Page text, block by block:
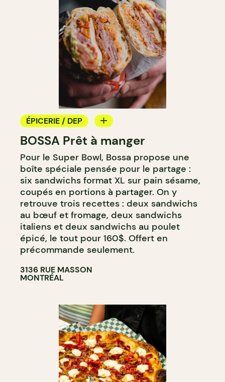
ÉPICERIE / DEP
COMPTOIR
BOSSA Prêt à manger
Pour le Super Bowl, Bossa propose une
boîte spéciale pensée pour le partage :
six sandwichs format XL sur pain sésame,
coupés en portions à partager. On y
retrouve trois recettes : deux sandwichs
au bœuf et fromage, deux sandwichs
italiens et deux sandwichs au poulet
épicé, le tout pour 160$. Offert en
précommande seulement.
3136 RUE MASSON
MONTRÉAL